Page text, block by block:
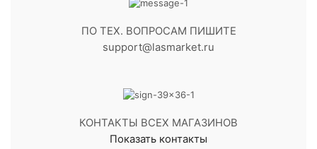
ПО ТЕХ. ВОПРОСАМ ПИШИТЕ
support@lasmarket.ru
КОНТАКТЫ ВСЕХ МАГАЗИНОВ
Показать контакты